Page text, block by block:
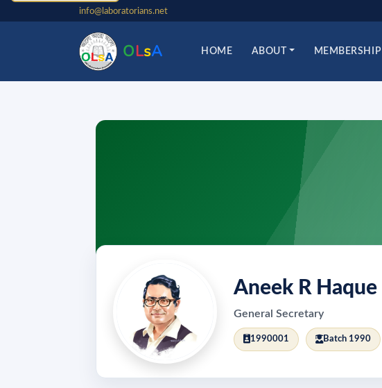
info@laboratorians.net
OLsA HOME ABOUT MEMBERSHIP
Aneek R Haque
General Secretary
1990001 Batch 1990